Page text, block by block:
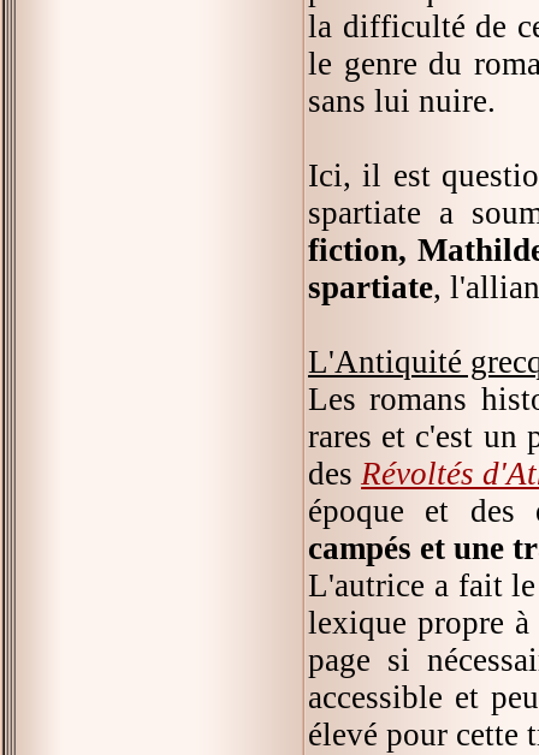
la difficulté de
le genre du
sans lui nuire.
Ici, il est
spartiate a
fiction,
spartiate,
L'Antiquité
Les romans
rares et c'est un
desRévoltés
époque et des
campés et une
L'autrice a fait
lexique propre
page si
accessible et
élevé pour cette